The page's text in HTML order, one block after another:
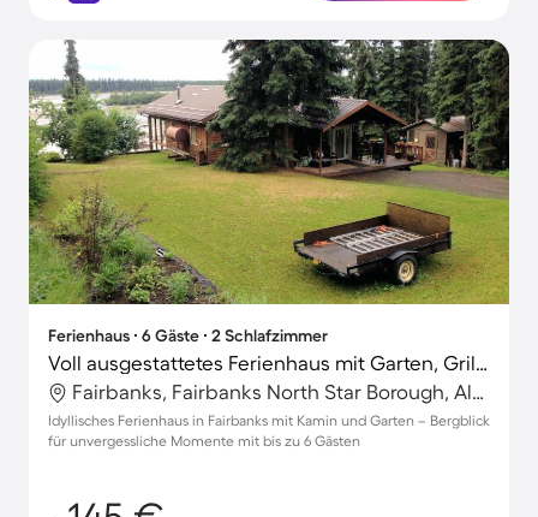
Ferienhaus ∙ 6 Gäste ∙ 2 Schlafzimmer
Voll ausgestattetes Ferienhaus mit Garten, Grill und Terrasse | Bergblick
Fairbanks, Fairbanks North Star Borough, Alaska
Idyllisches Ferienhaus in Fairbanks mit Kamin und Garten – Bergblick
für unvergessliche Momente mit bis zu 6 Gästen